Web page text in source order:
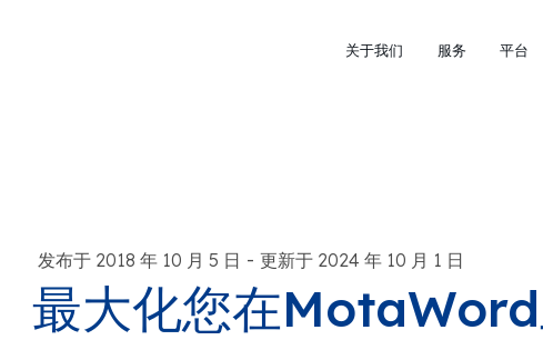
关于我们 服务 平台
发布于 2018 年 10 月 5 日 - 更新于 2024 年 10 月 1 日
最大化您在MotaWord